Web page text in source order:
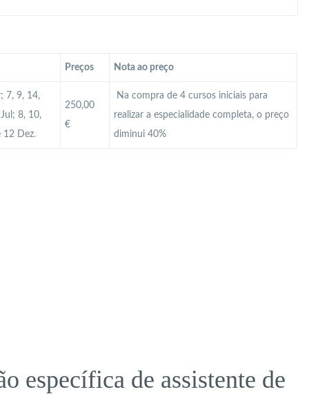
Preços Nota ao preço
7, 9, 14,
8, 10,
12 Dez.
250,00
€
Na compra de 4 cursos iniciais para
realizar a especialidade completa, o preço
diminui 40%
específica de assistente de